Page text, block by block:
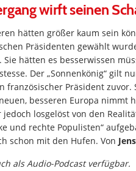
wirft seinen
hätten größer kaum sein
Präsidenten gewählt
. Sie hätten es besserwissen
Der „Sonnenkönig“ gilt
französischer Präsident
besseren Europa nimmt
losgelöst von den
und rechte Populisten“
schon mit den Hufen. Von
als Audio-Podcast verfügbar.